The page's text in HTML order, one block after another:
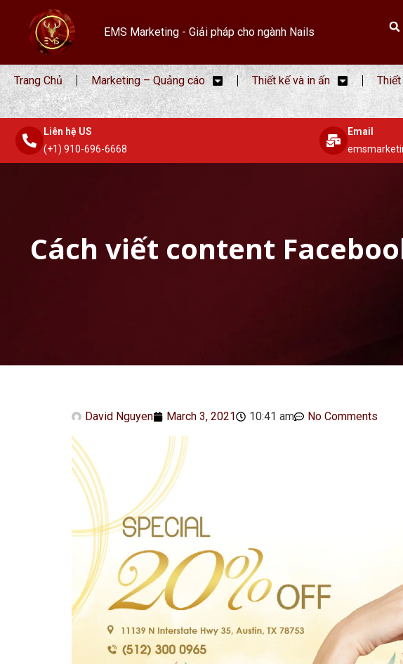
EMS Marketing - Giải pháp cho ngành Nails
Trang Chủ Marketing – Quảng cáo Thiết kế và in ấn
Liên hệ US
(+1) 910-696-6668
Email
Cách viết content
David Nguyen March 3, 2021 10:41 am No Comments